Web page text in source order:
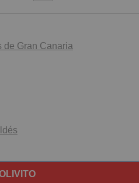
de Gran Canaria